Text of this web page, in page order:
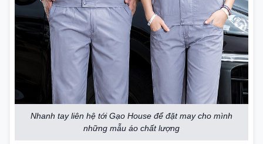
Nhanh tay liên hệ tới Gạo House để đặt may cho mình
những mẫu áo chất lượng